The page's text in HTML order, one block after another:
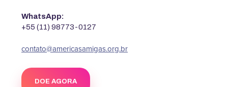
WhatsApp:
+55 (11) 98773-0127
contato@americasamigas.org.br
DOE AGORA